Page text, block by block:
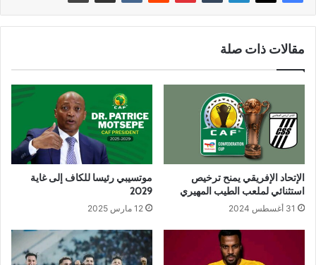
مقالات ذات صلة
الإتحاد الإفريقي يمنح ترخيص
استثنائي لملعب الطيب المهيري
31 أغسطس 2024
موتسيبي رئيسا للكاف إلى غاية
2029
12 مارس 2025